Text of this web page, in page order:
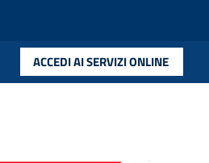
ACCEDI AI SERVIZI ONLINE